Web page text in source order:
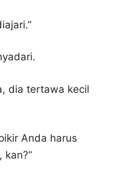
dia tertawa kecil
Anda harus
kan?”